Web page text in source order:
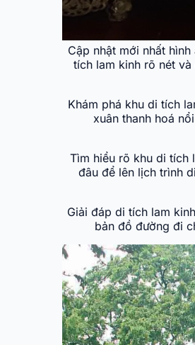
Cập nhật mới nhất hình
tích lam kinh rõ nét và
Khám phá khu di tích
xuân thanh hoá
Tìm hiểu rõ khu di tích
đâu để lên lịch trình
Giải đáp di tích lam
bản đồ đường đi